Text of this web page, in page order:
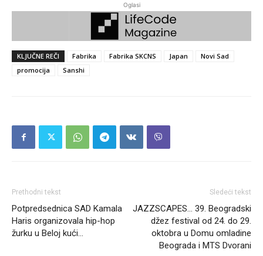
Oglasi
KLJUČNE REČI Fabrika Fabrika SKCNS Japan
Novi Sad
promocija
Sanshi
Prethodni tekst
Potpredsednica SAD Kamala
Haris organizovala hip-hop
žurku u Beloj kući…
Sledeći tekst
JAZZSCAPES… 39. Beogradski
džez festival od 24. do 29.
oktobra u Domu omladine
Beograda i MTS Dvorani